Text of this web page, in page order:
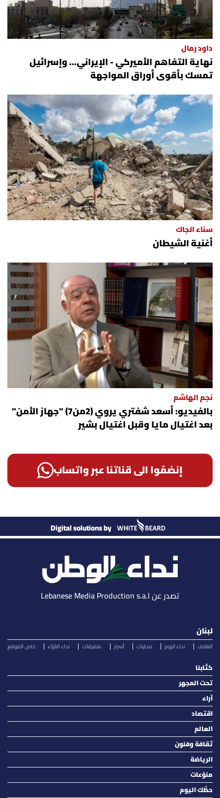
داود رمال
نهاية التفاهم الأميركي - الإيراني... وإسرائيل
تمسك بأقوى أوراق المواجهة
سناء الجاك
أغنية الشيطان
نجم الهاشم
بالفيديو: أسعد شفتري يروي (2من7) "جهاز الأمن"
بعد اغتيال مايا وقبل اغتيال بشير
إنضمّوا الى قناتنا عبر واتساب
Digital solutions by
تصدر عن Lebanese Media Production s.a.l
لبنان
الغلاف نداء اليوم محليات أسرار متفرقات نداء القرّاء خاص الموقع
كتّابنا
تحت المجهر
آراء
اقتصاد
العالم
ثقافة وفنون
الرياضة
منوّعات
حظّك اليوم